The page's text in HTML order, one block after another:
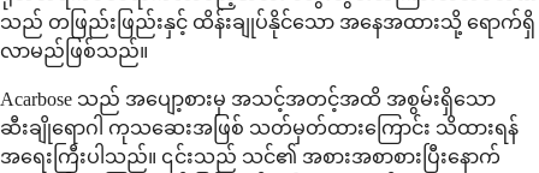
သည် တဖြည်းဖြည်းနှင့် ထိန်းချုပ်နိုင်သော အနေအထားသို့ ရောက်ရှိ
လာမည်ဖြစ်သည်။
Acarbose သည် အပျော့စားမှ အသင့်အတင့်အထိ အစွမ်းရှိသော
ဆီးချိုရောဂါ ကုသဆေးအဖြစ် သတ်မှတ်ထားကြောင်း သိထားရန်
အရေးကြီးပါသည်။ ၎င်းသည် သင်၏ အစားအစာစားပြီးနောက်